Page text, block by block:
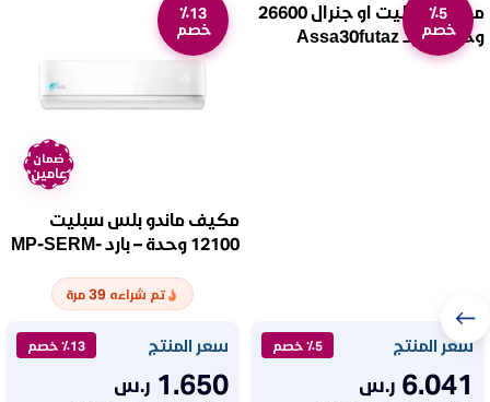
٪5
خصم
مكيف سبليت او جنرال 26600
وحدة – بارد Assa30futaz
سعر المنتج ٪5 خصم
6.041 ر.س
٪13
خصم
ضمان
عامين
مكيف ماندو بلس سبليت
12100 وحدة – بارد MP-SERM-
تم شراءه 39 مرة
سعر المنتج ٪13 خصم
1.650 ر.س